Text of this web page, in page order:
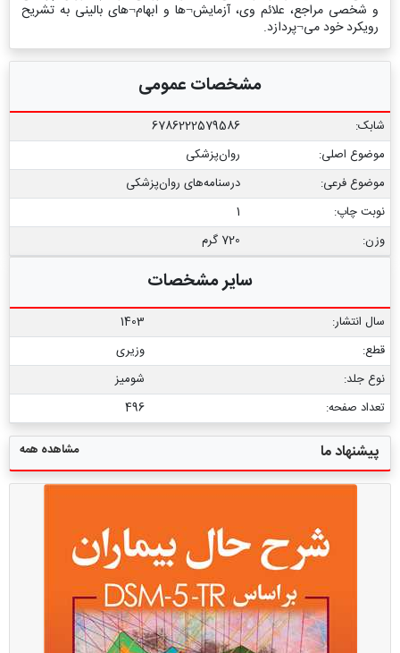
و شخصی مراجع، علائم وی، آزمایش¬ها و ابهام¬های بالینی به تشریح
رویکرد خود می¬پردازد.
مشخصات عمومی
شابک:
6786222579586
موضوع اصلی:
روان‌پزشکی
موضوع فرعی:
درسنامه‌‏های روان‏‌پزشکی
نوبت چاپ:
1
وزن:
720 گرم
سایر مشخصات
سال انتشار:
1403
قطع:
وزیری
نوع جلد:
شومیز
تعداد صفحه:
496
پیشنهاد ما مشاهده همه